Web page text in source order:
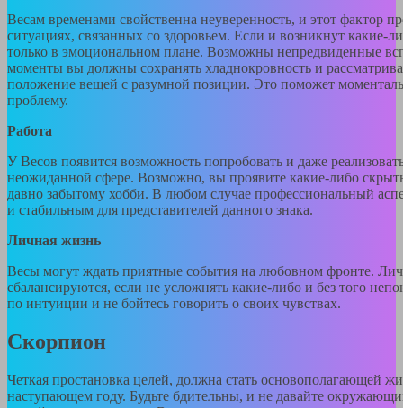
Весам временами свойственна неуверенность, и этот фактор
ситуациях, связанных со здоровьем. Если и возникнут какие-
только в эмоциональном плане. Возможны непредвиденные
моменты вы должны сохранять хладнокровность и
положение вещей с разумной позиции. Это поможет
проблему.
Работа
У Весов появится возможность попробовать и даже
неожиданной сфере. Возможно, вы проявите какие-либо
давно забытому хобби. В любом случае профессиональный
и стабильным для представителей данного знака.
Личная жизнь
Весы могут ждать приятные события на любовном фронте.
сбалансируются, если не усложнять какие-либо и без того
по интуиции и не бойтесь говорить о своих чувствах.
Скорпион
Четкая простановка целей, должна стать основополагающей
наступающем году. Будьте бдительны, и не давайте